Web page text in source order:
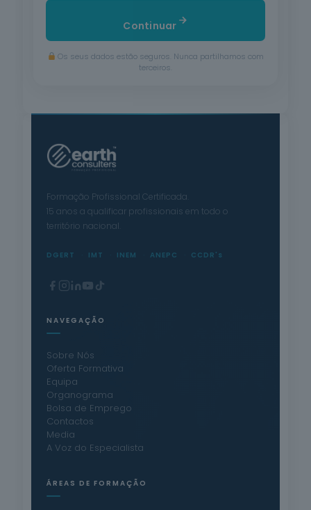
Continuar
Os seus dados estão seguros. Nunca partilhamos com
terceiros.
Formação Profissional Certificada.
15 anos a qualificar profissionais em todo o
território nacional.
DGERT IMT INEM ANEPC CCDR's
NAVEGAÇÃO
Sobre Nós
Oferta Formativa
Equipa
Organograma
Bolsa de Emprego
Contactos
Media
A Voz do Especialista
ÁREAS DE FORMAÇÃO